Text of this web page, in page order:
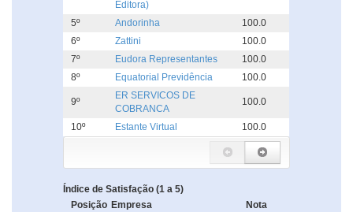
Editora)
5º Andorinha
100.0
6º
Zattini
100.0
7º
Eudora Representantes
100.0
8º
Equatorial Previdência 100.0
9º
ER SERVICOS DE
COBRANCA
100.0
10º Estante Virtual 100.0
Índice de Satisfação (1 a 5)
Posição Empresa
Nota